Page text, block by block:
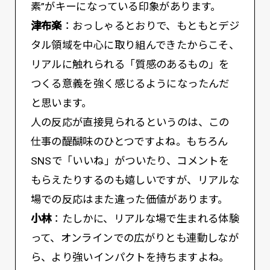
素”がキーになっている印象があります。
津布楽：おっしゃるとおりで、もともとデジ
タル領域を中心に取り組んできたからこそ、
リアルに触れられる「質感のあるもの」を
つくる意義を強く感じるようになったんだ
と思います。
人の反応が直接見られるというのは、この
仕事の醍醐味のひとつですよね。もちろん
SNSで「いいね」がついたり、コメントを
もらえたりするのも嬉しいですが、リアルな
場での反応はまた違った価値があります。
小林：たしかに、リアルな場で生まれる体験
って、オンラインでの広がりとも連動しなが
ら、より強いインパクトを持ちますよね。